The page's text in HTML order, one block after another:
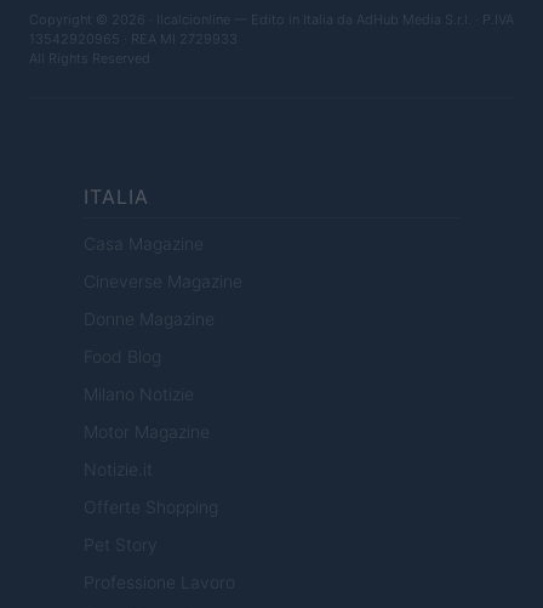
Copyright © 2026 · Ilcalcionline — Edito in Italia da AdHub Media S.r.l. · P.IVA
13542920965 · REA MI 2729933
All Rights Reserved
ITALIA
Casa Magazine
Cineverse Magazine
Donne Magazine
Food Blog
Milano Notizie
Motor Magazine
Notizie.it
Offerte Shopping
Pet Story
Professione Lavoro